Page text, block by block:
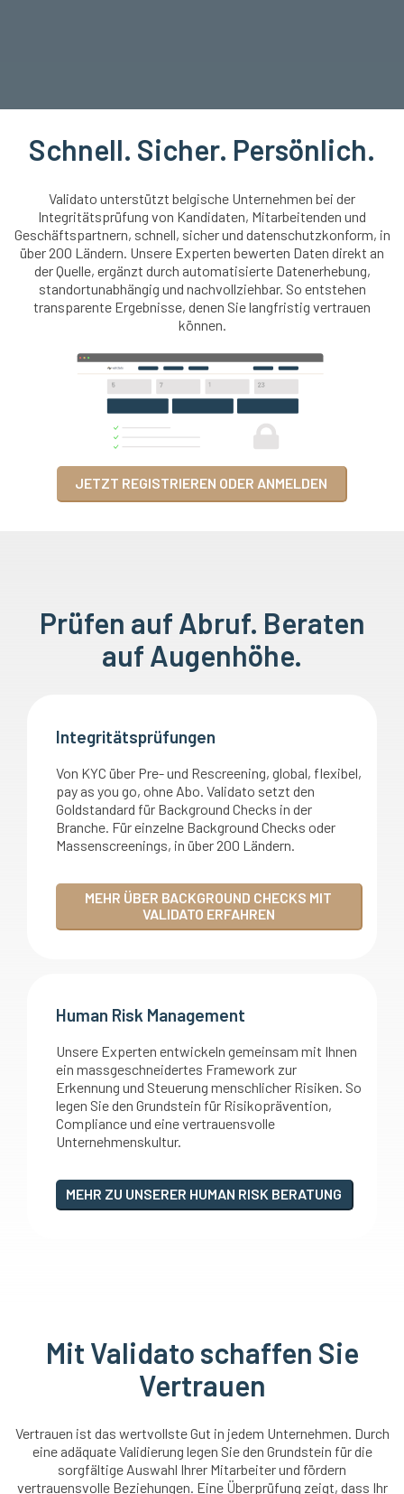
Schnell. Sicher. Persönlich.
Validato unterstützt belgische Unternehmen bei der
Integritätsprüfung von Kandidaten, Mitarbeitenden und
Geschäftspartnern, schnell, sicher und datenschutzkonform, in
über 200 Ländern. Unsere Experten bewerten Daten direkt an
der Quelle, ergänzt durch automatisierte Datenerhebung,
standortunabhängig und nachvollziehbar. So entstehen
transparente Ergebnisse, denen Sie langfristig vertrauen
können.
JETZT REGISTRIEREN ODER ANMELDEN
Prüfen auf Abruf. Beraten
auf Augenhöhe.
Integritätsprüfungen
Von KYC über Pre- und Rescreening, global, flexibel,
pay as you go, ohne Abo. Validato setzt den
Goldstandard für Background Checks in der
Branche. Für einzelne Background Checks oder
Massenscreenings, in über 200 Ländern.
MEHR ÜBER BACKGROUND CHECKS MIT
VALIDATO ERFAHREN
Human Risk Management
Unsere Experten entwickeln gemeinsam mit Ihnen
ein massgeschneidertes Framework zur
Erkennung und Steuerung menschlicher Risiken. So
legen Sie den Grundstein für Risikoprävention,
Compliance und eine vertrauensvolle
Unternehmenskultur.
MEHR ZU UNSERER HUMAN RISK BERATUNG
Mit Validato schaffen Sie
Vertrauen
Vertrauen ist das wertvollste Gut in jedem Unternehmen. Durch
eine adäquate Validierung legen Sie den Grundstein für die
sorgfältige Auswahl Ihrer Mitarbeiter und fördern
vertrauensvolle Beziehungen. Eine Überprüfung zeigt, dass Ihr